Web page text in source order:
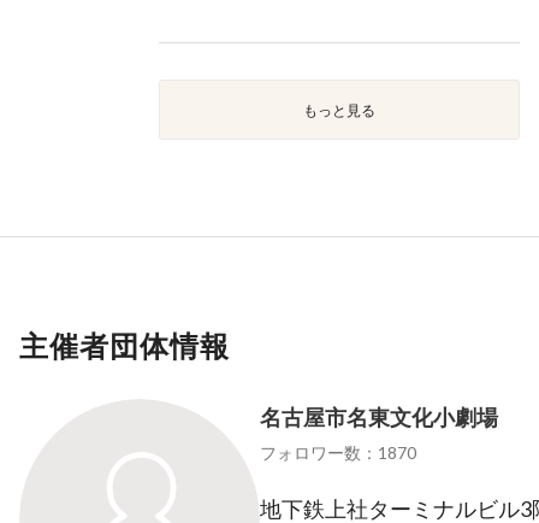
もっと見る
主催者団体情報
名古屋市名東文化小劇場
フォロワー数：1870
地下鉄上社ターミナルビル